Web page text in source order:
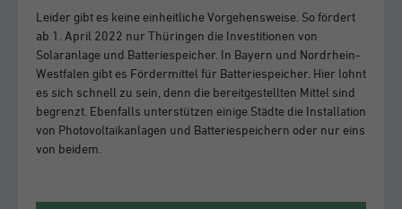
Leider gibt es keine einheitliche Vorgehensweise. So fördert
ab 1. April 2022 nur Thüringen die Investitionen von
Solaranlage und Batteriespeicher. In Bayern und Nordrhein-
Westfalen gibt es Fördermittel für Batteriespeicher. Hier lohnt
es sich schnell zu sein, denn die bereitgestellten Mittel sind
begrenzt. Ebenfalls unterstützen einige Städte die Installation
von Photovoltaikanlagen und Batteriespeichern oder nur eins
von beidem.